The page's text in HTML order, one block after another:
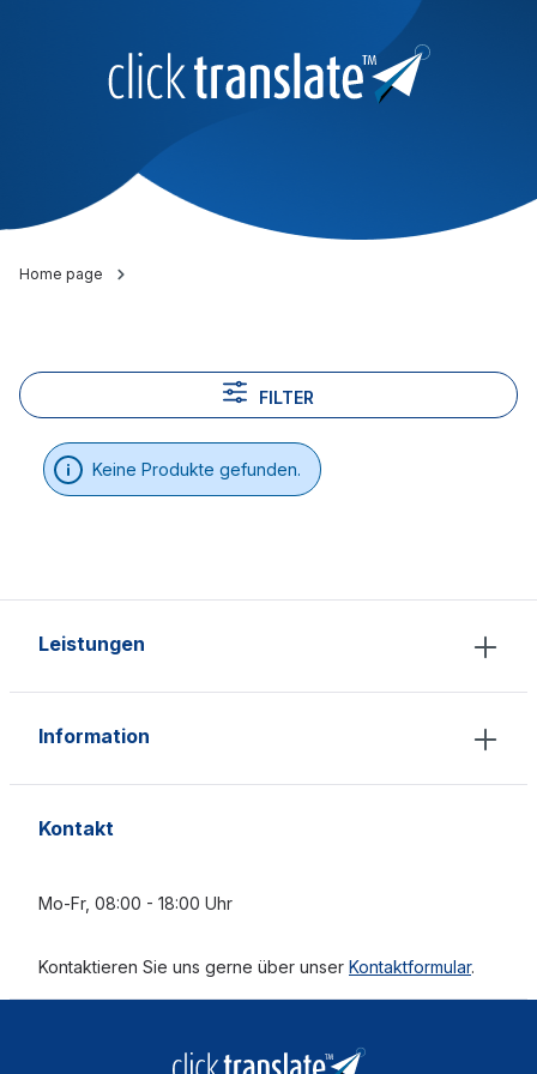
Home page
FILTER
Keine Produkte gefunden.
Kontakt
Mo-Fr, 08:00 - 18:00 Uhr
Kontaktieren Sie uns gerne über unser Kontaktformular.
Leistungen
Information